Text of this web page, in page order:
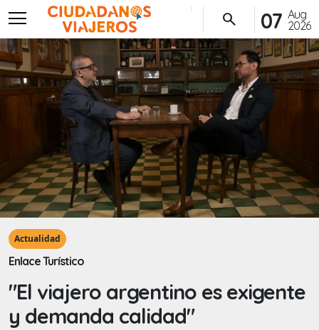
menu
Aug
2026
07
search
Actualidad
Enlace Turístico
"El viajero argentino es exigente
y demanda calidad"